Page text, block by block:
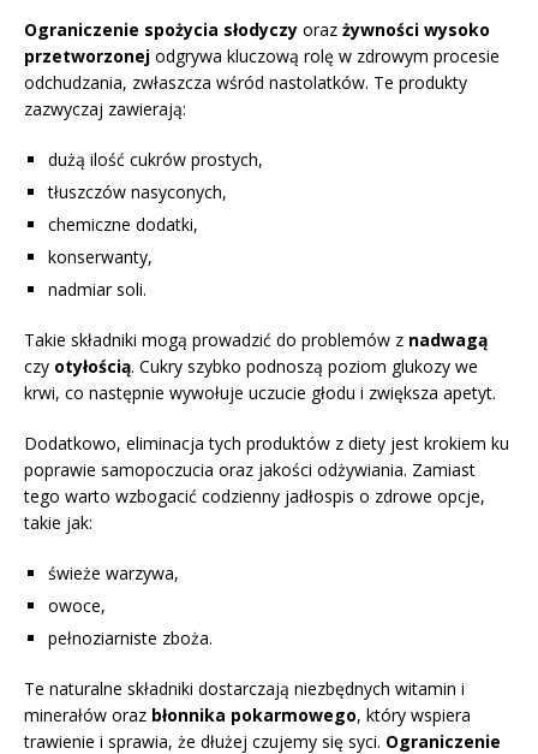
Ograniczenie spożycia słodyczy oraz żywności wysoko
przetworzonej odgrywa kluczową rolę w zdrowym procesie
odchudzania, zwłaszcza wśród nastolatków. Te produkty
zazwyczaj zawierają:
dużą ilość cukrów prostych,
tłuszczów nasyconych,
chemiczne dodatki,
konserwanty,
nadmiar soli.
Takie składniki mogą prowadzić do problemów z nadwagą
czy otyłością. Cukry szybko podnoszą poziom glukozy we
krwi, co następnie wywołuje uczucie głodu i zwiększa apetyt.
Dodatkowo, eliminacja tych produktów z diety jest krokiem ku
poprawie samopoczucia oraz jakości odżywiania. Zamiast
tego warto wzbogacić codzienny jadłospis o zdrowe opcje,
takie jak:
świeże warzywa,
owoce,
pełnoziarniste zboża.
Te naturalne składniki dostarczają niezbędnych witamin i
minerałów oraz błonnika pokarmowego, który wspiera
trawienie i sprawia, że dłużej czujemy się syci. Ograniczenie